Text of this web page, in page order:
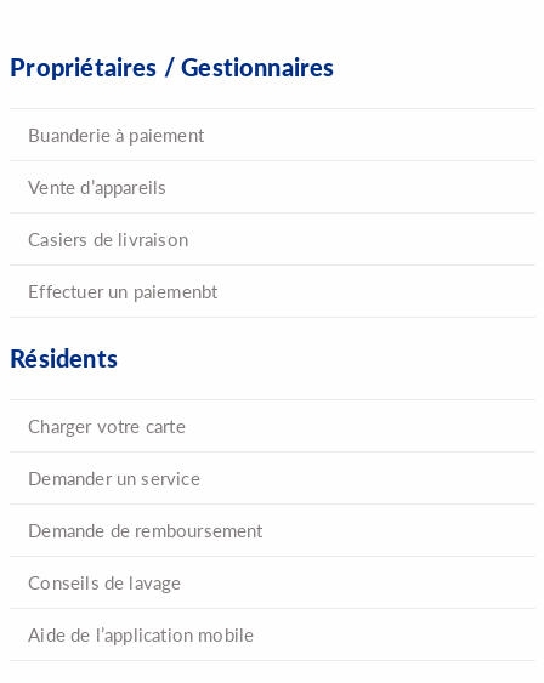
o
l
d
e
e
t
l
n
Propriétaires / Gestionnaires
Buanderie à paiement
Vente d’appareils
Casiers de livraison
Effectuer un paiemenbt
Résidents
Charger votre carte
Demander un service
Demande de remboursement
Conseils de lavage
Aide de l’application mobile